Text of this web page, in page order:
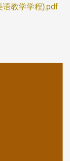
语教学学程).pdf